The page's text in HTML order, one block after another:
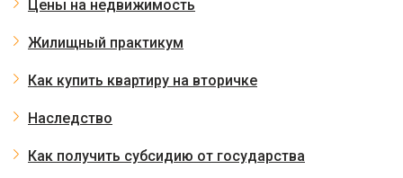
Цены на недвижимость
Жилищный практикум
Как купить квартиру на вторичке
Наследство
Как получить субсидию от государства